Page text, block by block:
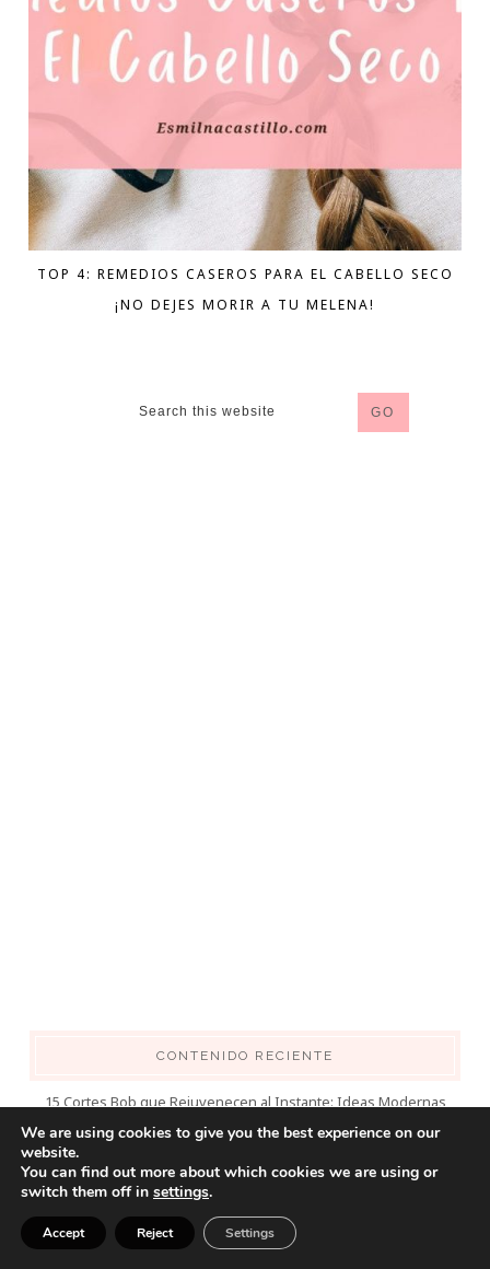
TOP 4: REMEDIOS CASEROS PARA EL CABELLO SECO
¡NO DEJES MORIR A TU MELENA!
CONTENIDO RECIENTE
15 Cortes Bob que Rejuvenecen al Instante: Ideas Modernas
que Están Arrasando en 2026
Cómo vestir bien en verano hombre (guía práctica para verte
fresco y con estilo)
We are using cookies to give you the best experience on our
website.
You can find out more about which cookies we are using or
switch them off in settings.
Accept Reject Settings